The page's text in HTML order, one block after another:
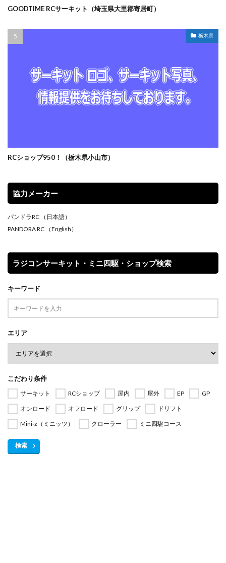
GOODTIME RCサーキット（埼玉県大里郡寄居町）
栃木県
RCショップ950！（栃木県小山市）
協力メーカー
パンドラRC （日本語）
PANDORA RC （English）
ラジコンサーキット・ミニ四駆・ショップ検索
キーワード
エリア
こだわり条件
サーキット RCショップ 屋内 屋外 EP
GP
オンロード
オフロード グリップ
ドリフト
Mini-z（ミニッツ）
クローラー ミニ四駆コース
検索